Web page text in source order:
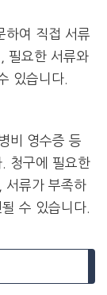
하여 직접 서류
필요한 서류와
있습니다.
비 영수증 등
청구에 필요한
서류가 부족하
수 있습니다.